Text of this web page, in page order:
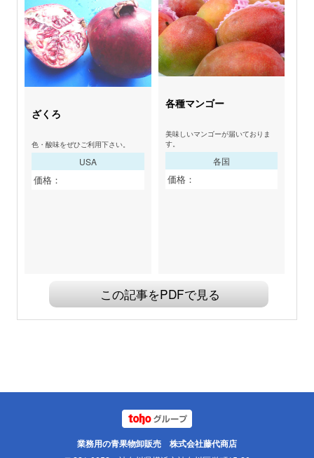
ざくろ
色・酸味をぜひご利用下さい。
USA
価格：
各種マンゴー
美味しいマンゴーが届いておりま
す。
各国
価格：
この記事をPDFで見る
業務用の青果物卸販売 株式会社藤代商店